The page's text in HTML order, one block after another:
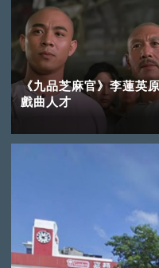
《九品芝麻官》李蓮英
戲曲人才